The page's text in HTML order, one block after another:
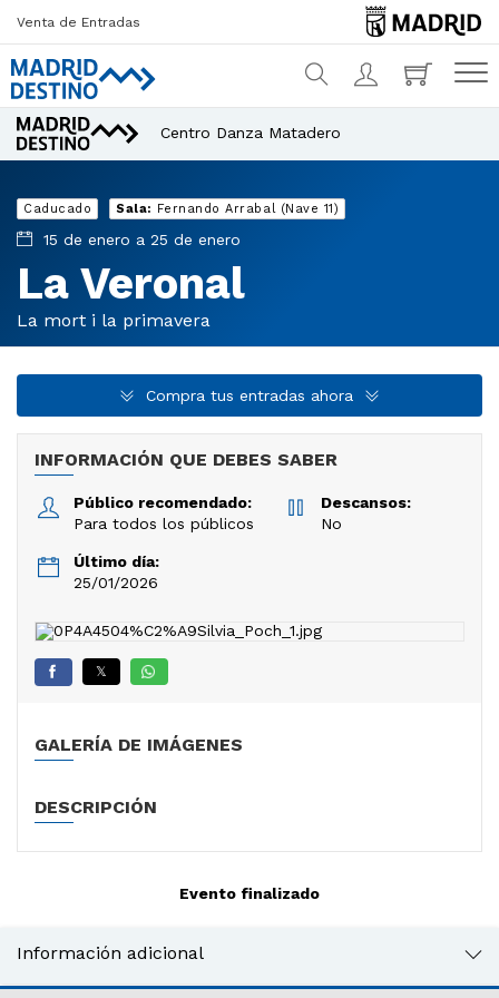
Venta de Entradas
¿Qué estás buscando?
Centro Danza Matadero
Caducado Sala: Fernando Arrabal (Nave 11)
15 de enero a 25 de enero
La Veronal
La mort i la primavera
Compra tus entradas ahora
INFORMACIÓN QUE DEBES SABER
Público recomendado:
Para todos los públicos
Descansos:
No
Último día:
25/01/2026
𝕏
DESCRIPCIÓN
GALERÍA DE IMÁGENES
Evento finalizado
Información adicional